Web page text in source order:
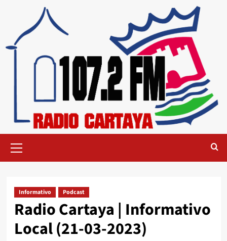
Informativo Podcast
Radio Cartaya | Informativo
Local (21-03-2023)